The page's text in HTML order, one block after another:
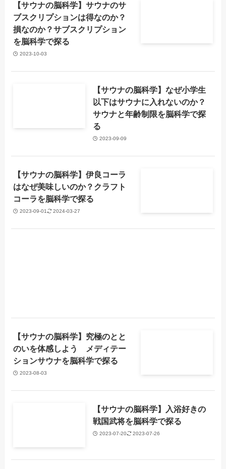
【サウナの脳科学】サウナのサ
ブスクリプションは得なのか？
損なのか？サブスクリプション
を脳科学で探る
2023-10-03
【サウナの脳科学】なぜ小学生
以下はサウナに入れないのか？
サウナと年齢制限を脳科学で探
る
2023-09-09
【サウナの脳科学】伊良コーラ
はなぜ美味しいのか？クラフト
コーラを脳科学で探る
2023-09-01 2024-03-27
【サウナの脳科学】究極のとと
のいを体感しよう メディテー
ションサウナを脳科学で探る
2023-08-03
【サウナの脳科学】入浴好きの
戦国武将を脳科学で探る
2023-07-20 2023-07-26